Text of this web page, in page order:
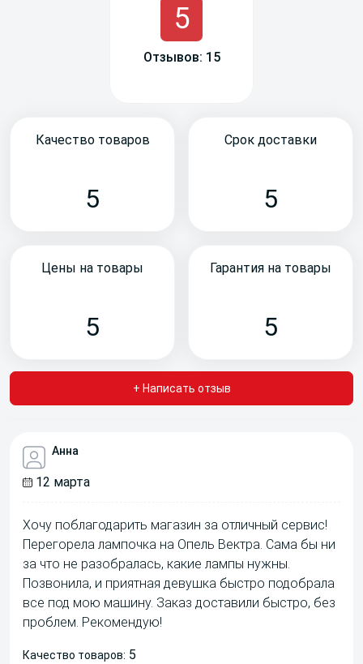
5
Отзывов: 15
+ Написать отзыв
Качество товаров
5
Срок доставки
5
Цены на товары
5
Гарантия на товары
5
Анна
12 марта
Хочу поблагодарить магазин за отличный сервис!
Перегорела лампочка на Опель Вектра. Сама бы ни
за что не разобралась, какие лампы нужны.
Позвонила, и приятная девушка быстро подобрала
все под мою машину. Заказ доставили быстро, без
проблем. Рекомендую!
Качество товаров: 5